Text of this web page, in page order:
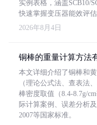
实例表格，涵盖SCB10/
快速掌握变压器能效评估
2026年8月4日
铜棒的重量计算方法
本文详细介绍了铜棒和
（理论公式法、查表法
棒密度取值（8.4-8.7g/
际计算案例、误差分析
2007等国家标准。